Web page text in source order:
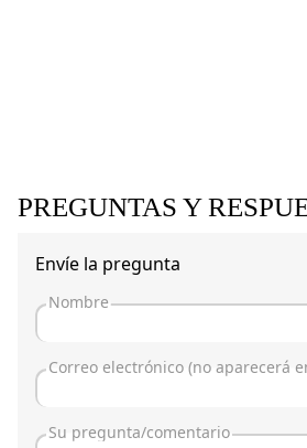
PREGUNTAS Y
Envíe la pregunta